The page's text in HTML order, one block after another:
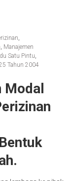
Bentuk
,
,Manajemen
Tahun 2004
Modal